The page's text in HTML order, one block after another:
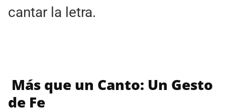
cantar la letra.
Más que un Canto: Un Gesto
de Fe